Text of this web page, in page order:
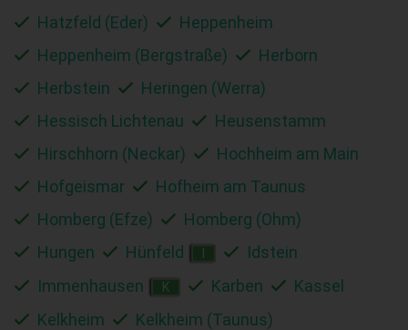
Hatzfeld (Eder)
Heppenheim
Heppenheim (Bergstraße)
Herborn
Herbstein
Heringen (Werra)
Hessisch Lichtenau
Heusenstamm
Hirschhorn (Neckar)
Hochheim am Main
Hofgeismar
Hofheim am Taunus
Homberg (Efze)
Homberg (Ohm)
Hungen
Hünfeld
Idstein
Immenhausen
K Karben
Kassel
Kelkheim
Kelkheim (Taunus)